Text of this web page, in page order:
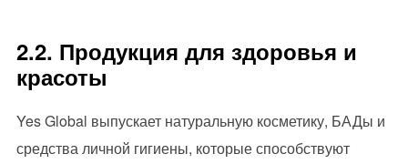
2.2. Продукция для здоровья и
красоты
Yes Global выпускает натуральную косметику, БАДы и
средства личной гигиены, которые способствуют